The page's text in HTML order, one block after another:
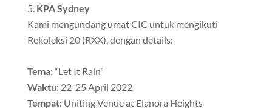
KPA Sydney
Kami mengundang umat CIC untuk mengikuti
Rekoleksi 20 (RXX), dengan details:
Tema:“Let It Rain”
Waktu:22-25 April 2022
Tempat: Uniting Venue at Elanora Heights